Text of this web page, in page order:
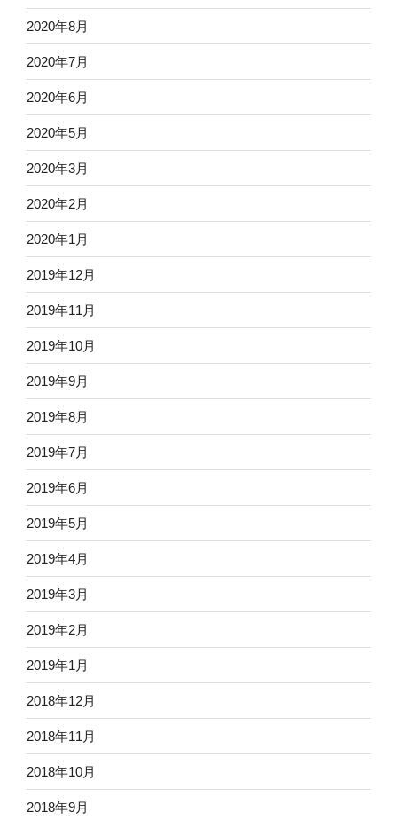
2020年8月
2020年7月
2020年6月
2020年5月
2020年3月
2020年2月
2020年1月
2019年12月
2019年11月
2019年10月
2019年9月
2019年8月
2019年7月
2019年6月
2019年5月
2019年4月
2019年3月
2019年2月
2019年1月
2018年12月
2018年11月
2018年10月
2018年9月